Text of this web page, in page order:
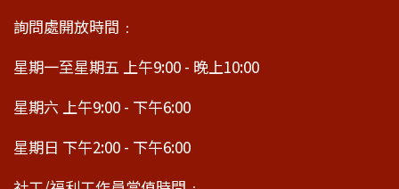
詢問處開放時間﹕
星期一至星期五 上午9:00 - 晚上10:00
星期六 上午9:00 - 下午6:00
星期日 下午2:00 - 下午6:00